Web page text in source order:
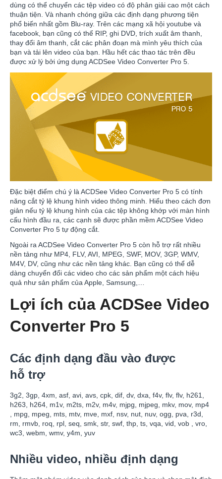
dùng có thể chuyển các tệp video có độ phân giải cao một cách
thuận tiện. Và nhanh chóng giữa các định dạng phương tiện
phổ biến nhất gồm Blu-ray. Trên các mạng xã hội youtube và
facebook, bạn cũng có thể RIP, ghi DVD, trích xuất âm thanh,
thay đổi âm thanh, cắt các phân đoạn mà mình yêu thích của
bạn và tải lên video của bạn. Hầu hết các thao tác trên đều
được xử lý bởi ứng dụng ACDSee Video Converter Pro 5.
Đặc biệt điểm chú ý là ACDSee Video Converter Pro 5 có tính
năng cắt tỷ lệ khung hình video thông minh. Hiểu theo cách đơn
giản nếu tỷ lệ khung hình của các tệp không khớp với màn hình
cấu hình đầu ra, các cạnh sẽ được phần mềm ACDSee Video
Converter Pro 5 tự động cắt.
Ngoài ra ACDSee Video Converter Pro 5 còn hỗ trợ rất nhiều
nền tảng như MP4, FLV, AVI, MPEG, SWF, MOV, 3GP, WMV,
M4V, DV, cũng như các nền tảng khác. Bạn cũng có thể dễ
dàng chuyển đổi các video cho các sản phẩm một cách hiệu
quả như sản phẩm của Apple, Samsung,…
Lợi ích của ACDSee Video
Converter Pro 5
Các định dạng đầu vào được
hỗ trợ
3g2, 3gp, 4xm, asf, avi, avs, cpk, dif, dv, dxa, f4v, flv, flv, h261,
h263, h264, m1v, m2ts, m2v, m4v, mjpg, mjpeg, mkv, mov, mp4
, mpg, mpeg, mts, mtv, mve, mxf, nsv, nut, nuv, ogg, pva, r3d,
rm, rmvb, roq, rpl, seq, smk, str, swf, thp, ts, vqa, vid, vob , vro,
wc3, webm, wmv, y4m, yuv
Nhiều video, nhiều định dạng